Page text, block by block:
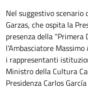
Nel suggestivo scenario
Garzas, che ospita la
presenza della “Primera
l’Ambasciatore
i rappresentanti
Ministro della Cultura
Presidenza Carlos